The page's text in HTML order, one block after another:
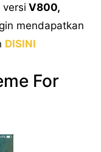
versi V800,
mendapatkan
DISINI
For